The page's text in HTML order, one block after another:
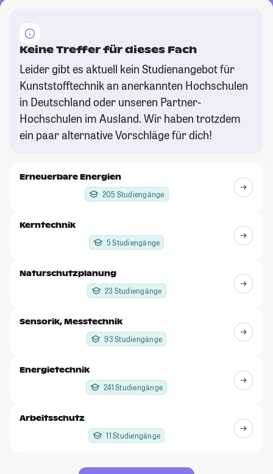
Keine Treffer für dieses Fach
Leider gibt es aktuell kein Studienangebot für
Kunststofftechnik an anerkannten Hochschulen
in Deutschland oder unseren Partner-
Hochschulen im Ausland. Wir haben trotzdem
ein paar alternative Vorschläge für dich!
Erneuerbare Energien
205 Studiengänge
Kerntechnik
5 Studiengänge
Naturschutzplanung
23 Studiengänge
Sensorik, Messtechnik
93 Studiengänge
Energietechnik
241 Studiengänge
Arbeitsschutz
11 Studiengänge